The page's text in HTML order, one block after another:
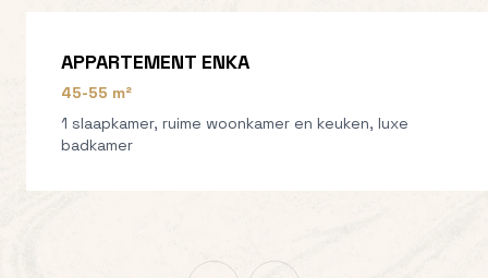
APPARTEMENT ENKA
45-55 m²
1 slaapkamer, ruime woonkamer en keuken, luxe
badkamer